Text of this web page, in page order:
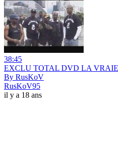
38:45
EXCLU TOTAL DVD LA
By RusKoV
RusKoV95
il y a 18 ans